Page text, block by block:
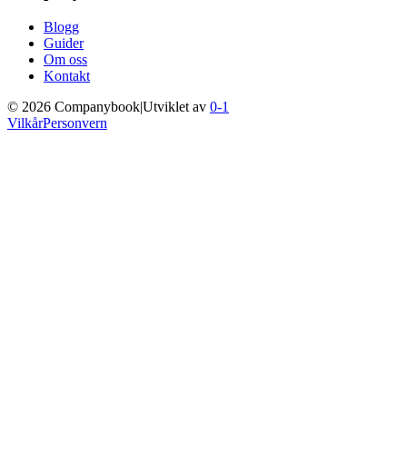
Blogg
Guider
Om oss
Kontakt
© 2026 Companybook|Utviklet av 0-1
VilkårPersonvern